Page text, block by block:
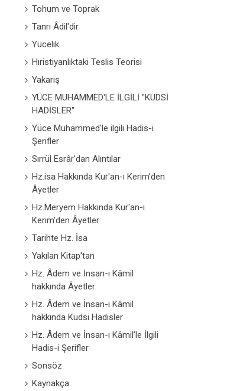
Tohum ve Toprak
Tanrı Âdil'dir
Yücelik
Hıristiyanlıktaki Teslis Teorisi
Yakarış
YÜCE MUHAMMED'LE İLGİLİ "KUDSİ
HADİSLER"
Yüce Muhammed'le ilgili Hadis-i
Şerifler
Sırrül Esrâr'dan Alıntılar
Hz.isa Hakkında Kur'an-ı Kerim’den
Âyetler
Hz.Meryem Hakkında Kur'an-ı
Kerim'den Âyetler
Tarihte Hz. İsa
Yakılan Kitap'tan
Hz. Âdem ve İnsan-ı Kâmil
hakkında Âyetler
Hz. Âdem ve İnsan-ı Kâmil
hakkında Kudsi Hadisler
Hz. Âdem ve İnsan-ı Kâmil’le İlgili
Hadis-i Şerifler
Sonsöz
Kaynakça